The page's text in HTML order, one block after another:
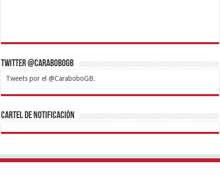
Twitter @CaraboboGB
Tweets por el @CaraboboGB.
1xbetBetturkeyBetistKralbetSupertotobetTipobetMatadorbetMariobet
https://mvbcasino.com/
Cartel de Notificación